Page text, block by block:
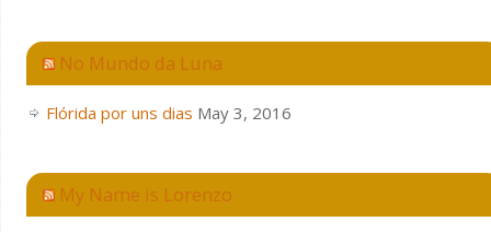
No Mundo da Luna
Flórida por uns dias May 3, 2016
My Name is Lorenzo